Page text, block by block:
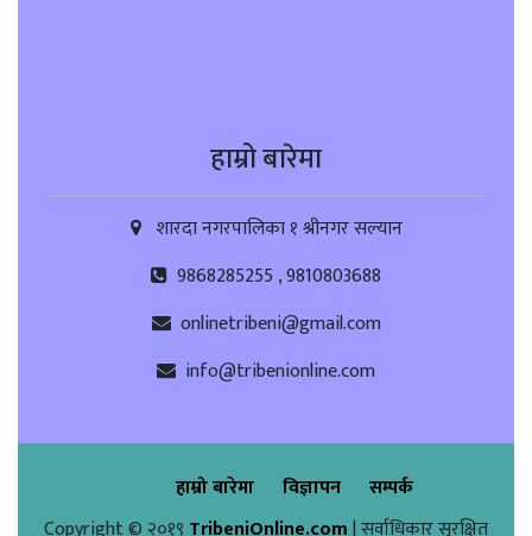
हाम्रो बारेमा
शारदा नगरपालिका १ श्रीनगर सल्यान
9868285255 , 9810803688
onlinetribeni@gmail.com
info@tribenionline.com
हाम्रो बारेमा विज्ञापन
सम्पर्क
Copyright © २०१९ TribeniOnline.com| सर्वाधिकार सुरक्षित